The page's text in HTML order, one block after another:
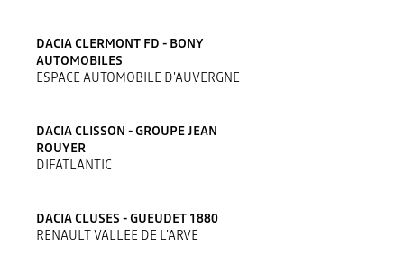
DACIA CLERMONT FD - BONY
AUTOMOBILES
ESPACE AUTOMOBILE D'AUVERGNE
DACIA CLISSON - GROUPE JEAN
ROUYER
DIFATLANTIC
DACIA CLUSES - GUEUDET 1880
RENAULT VALLEE DE L'ARVE